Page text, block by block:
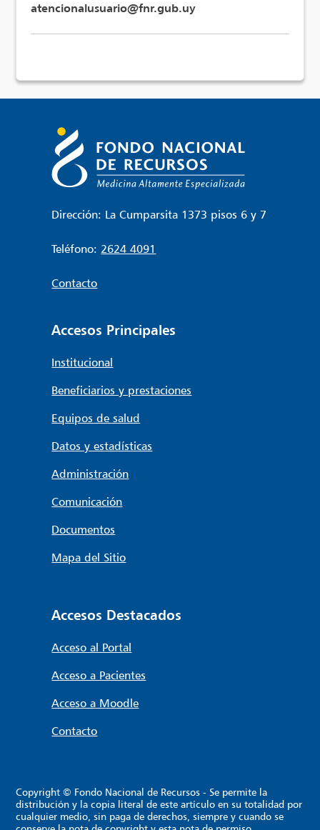
atencionalusuario@fnr.gub.uy
Dirección: La Cumparsita 1373 pisos 6 y 7
Teléfono: 2624 4091
Contacto
Accesos Principales
Institucional
Beneficiarios y prestaciones
Equipos de salud
Datos y estadísticas
Administración
Comunicación
Documentos
Mapa del Sitio
Accesos Destacados
Acceso al Portal
Acceso a Pacientes
Acceso a Moodle
Contacto
Copyright © Fondo Nacional de Recursos - Se permite la
distribución y la copia literal de este artículo en su totalidad por
cualquier medio, sin paga de derechos, siempre y cuando se